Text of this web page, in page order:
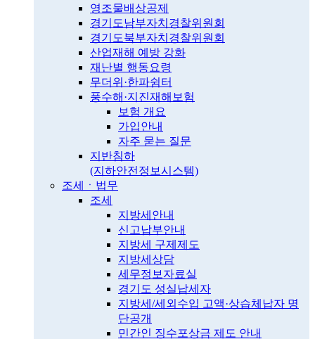
영조물배상공제
경기도남부자치경찰위원회
경기도북부자치경찰위원회
산업재해 예방 강화
재난별 행동요령
무더위·한파쉼터
풍수해·지진재해보험
보험 개요
가입안내
자주 묻는 질문
지반침하
(지하안전정보시스템)
조세ㆍ법무
조세
지방세안내
신고납부안내
지방세 구제제도
지방세상담
세무정보자료실
경기도 성실납세자
지방세/세외수입 고액·상습체납자 명
단공개
민간인 징수포상금 제도 안내